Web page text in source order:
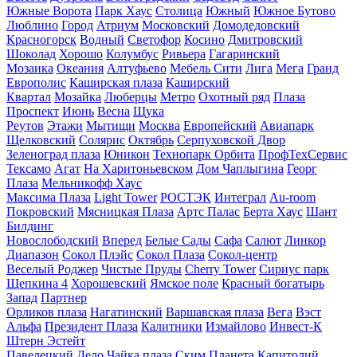
Южные Ворота Парк Хаус Столица Южный Южное Бутово
Люблино Город Атриум Московский Домодедовский
Красногорск Водный Светофор Косино Дмитровский
Шоколад Хорошо Колумбус Ривьера Гагаринский
Мозаика Океания Алтуфьево Мебель Сити Лига Мега Гранд
Европолис Каширская плаза Каширский
Квартал Мозайка Люберцы Метро Охотный ряд Плаза
Проспект Июнь Весна Щука
Реутов Этажи Мытищи Москва Европейский Авиапарк
Щелковский Солярис Октябрь Серпуховской Двор
Зеленоград плаза Юникон Технопарк Орбита ПрофТехСервис
Тексамо Агат На Харитоньевском Дом Чаплыгина Георг
Плаза Мельникофф Хаус
Максима Плаза Light Tower РОСТЭК Интеграл Au-room
Покровский Мясницкая Плаза Артс Палас Берта Хаус Шант
Билдинг
Новослободский Вперед Белые Сады Сафа Салют Линкор
Диапазон Сокол Плэйс Сокол Плаза Сокол-центр
Веселый Роджер Чистые Пруды Cherry Tower Сириус парк
Щепкина 4 Хорошевский Ямское поле Красный богатырь
Запад Партнер
Орликов плаза Нагатинский Варшавская плаза Вега Вэст
Альфа Президент Плаза Калитники Измайлово Инвест-К
Штерн Эстейт